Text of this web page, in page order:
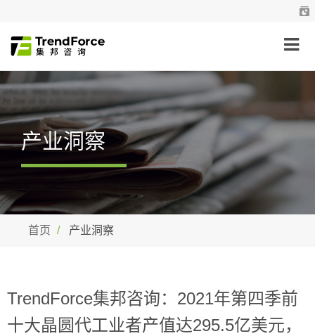
产业洞察
首页 产业洞察
TrendForce集邦咨询：2021年第四季前
十大晶圆代工业者产值达295.5亿美元，